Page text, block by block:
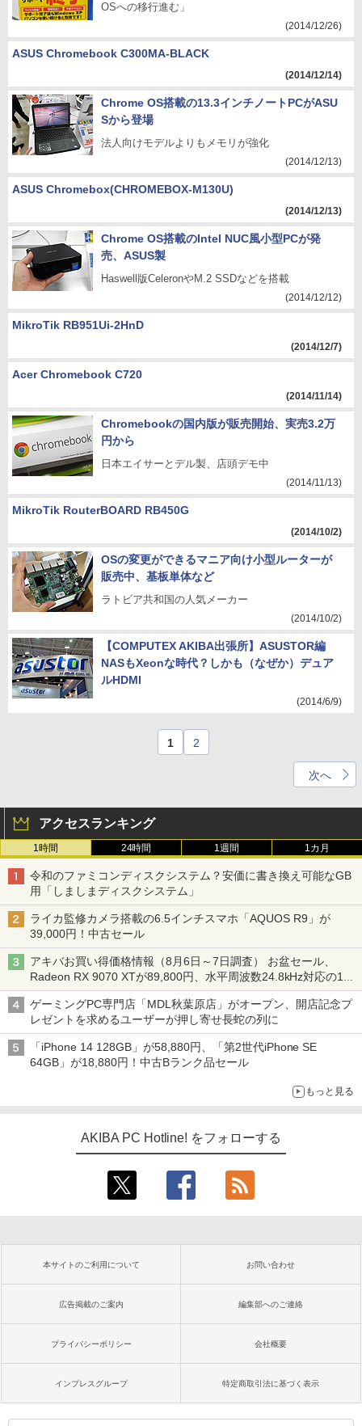
OSへの移行進む」
(2014/12/26)
ASUS Chromebook C300MA-BLACK
(2014/12/14)
Chrome OS搭載の13.3インチノートPCがASU
Sから登場
法人向けモデルよりもメモリが強化
(2014/12/13)
ASUS Chromebox(CHROMEBOX-M130U)
(2014/12/13)
Chrome OS搭載のIntel NUC風小型PCが発
売、ASUS製
Haswell版CeleronやM.2 SSDなどを搭載
(2014/12/12)
MikroTik RB951Ui-2HnD
(2014/12/7)
Acer Chromebook C720
(2014/11/14)
Chromebookの国内版が販売開始、実売3.2万
円から
日本エイサーとデル製、店頭デモ中
(2014/11/13)
MikroTik RouterBOARD RB450G
(2014/10/2)
OSの変更ができるマニア向け小型ルーターが
販売中、基板単体など
ラトビア共和国の人気メーカー
(2014/10/2)
【COMPUTEX AKIBA出張所】ASUSTOR編
NASもXeonな時代？しかも（なぜか）デュア
ルHDMI
(2014/6/9)
1 2
次へ
アクセスランキング
1時間 24時間 1週間 1カ月
令和のファミコンディスクシステム？安価に書き換え可能なGB
用「しましまディスクシステム」
ライカ監修カメラ搭載の6.5インチスマホ「AQUOS R9」が
39,000円！中古セール
アキバお買い得価格情報（8月6日～7日調査） お盆セール、
Radeon RX 9070 XTが89,800円、水平周波数24.8kHz対応の17
型モニターが9,801円、暑さ指数連動セール ほか
ゲーミングPC専門店「MDL秋葉原店」がオープン、開店記念プ
レゼントを求めるユーザーが押し寄せ長蛇の列に
「iPhone 14 128GB」が58,880円、「第2世代iPhone SE
64GB」が18,880円！中古Bランク品セール
もっと見る
AKIBA PC Hotline! をフォローする
本サイトのご利用について お問い合わせ
広告掲載のご案内 編集部へのご連絡
プライバシーポリシー 会社概要
インプレスグループ 特定商取引法に基づく表示